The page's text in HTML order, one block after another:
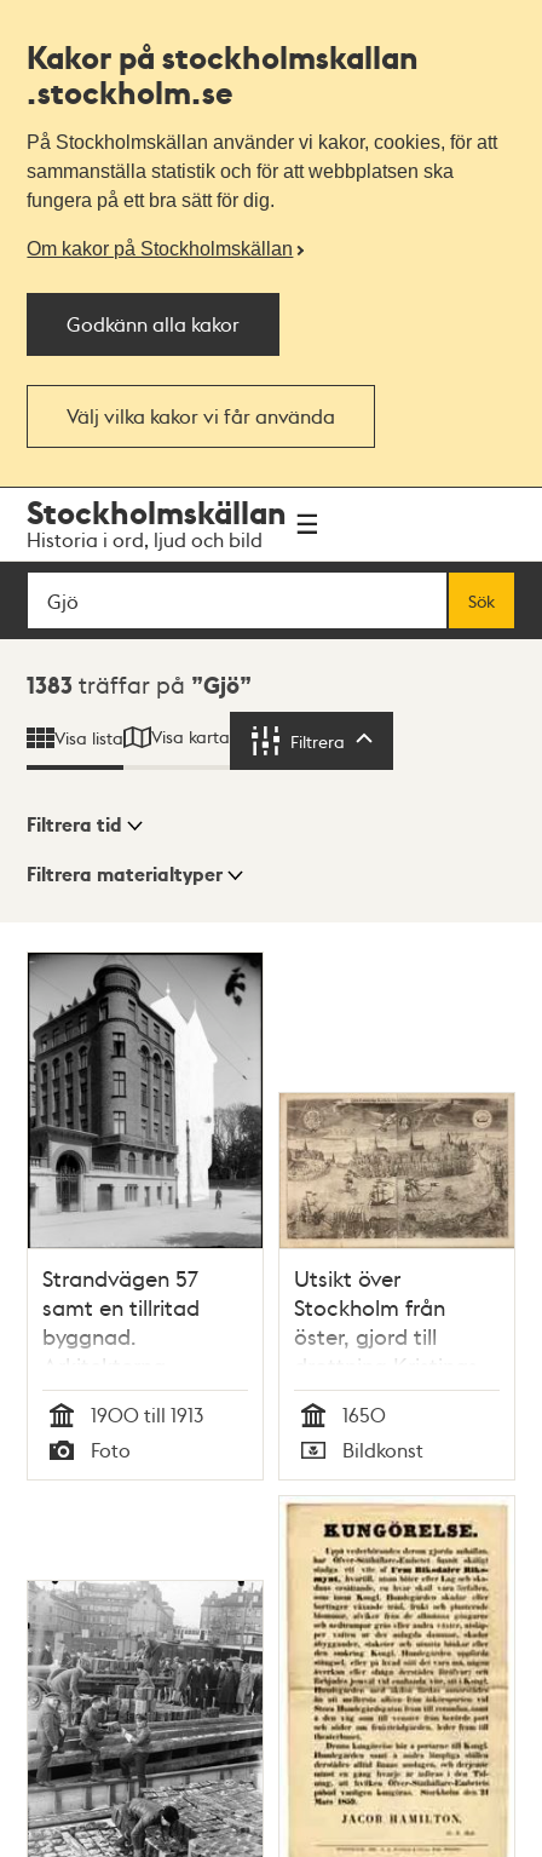
Kakor på stockholmskallan
.stockholm.se
På Stockholmskällan använder vi kakor, cookies, för att
sammanställa statistik och för att webbplatsen ska
fungera på ett bra sätt för dig.
Om kakor på Stockholmskällan
Godkänn alla kakor
Välj vilka kakor vi får använda
navigationen
huvudinnehållet
Stockholmskällan
Historia i ord, ljud och bild
Sök
Sök
Sökresultat
1383 träffar på Gjö
Visa lista Visa karta Filtrera
Visningsläge
Karta
Filtrera tid
Filtrera materialtyper
1383träffar
Strandvägen 57
samt en tillritad
byggnad.
Arkitekterna
Hagström & Ekman
har troligen gjort
ritningen
Tid
1900 till 1913
Typ
Foto
Utsikt över
Stockholm från
öster, gjord till
drottning Kristinas
kröning 1650
Tid
1650
Typ
Bildkonst